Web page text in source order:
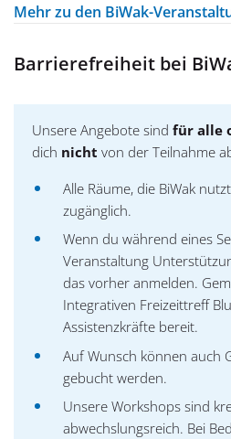
Mehr zu den BiWak-
Barrierefreiheit bei
Unsere Angebote sind für alle
dich nicht von der Teilnahme
Alle Räume, die BiWak
zugänglich.
Wenn du während eines
Veranstaltung
das vorher anmelden.
Integrativen Freizeittreff
Assistenzkräfte bereit.
Auf Wunsch können auch
gebucht werden.
Unsere Workshops sind
abwechslungsreich. Bei